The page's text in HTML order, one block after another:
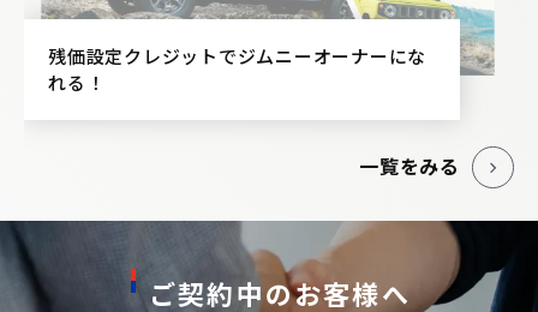
残価設定クレジットでジムニーオーナーにな
れる！
一覧をみる
ご契約中のお客様へ